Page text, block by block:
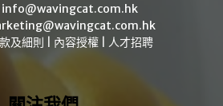
info@wavingcat.com.hk
及細則 內容授權 人才招聘